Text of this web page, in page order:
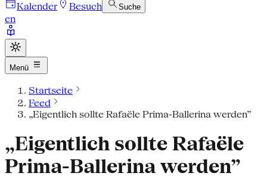
Kalender Besuch Suche
en
Menü
Startseite
Feed
„Eigentlich sollte Rafaële Prima-Ballerina werden”
„Eigentlich sollte Rafaële
Prima-Ballerina werden”